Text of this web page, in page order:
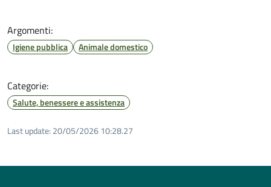
Argomenti:
Igiene pubblica Animale domestico
Categorie:
Salute, benessere e assistenza
Last update: 20/05/2026 10:28.27